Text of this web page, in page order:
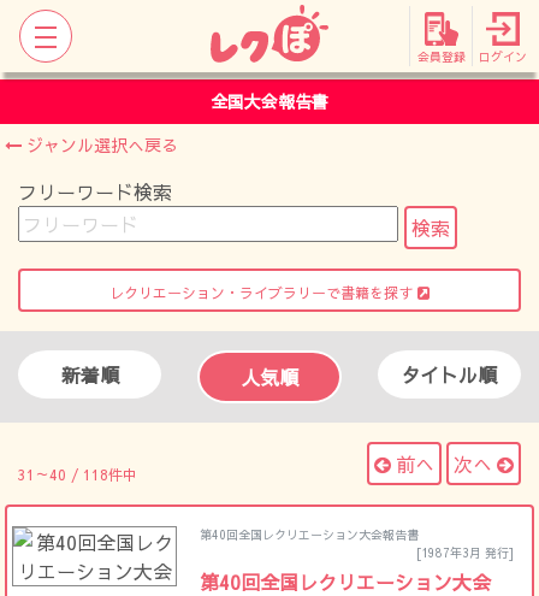
会員登録 ログイン
全国大会報告書
ジャンル選択へ戻る
フリーワード検索
レクリエーション・ライブラリーで書籍を探す
新着順 人気順 タイトル順
31～40 / 118件中 前へ 次へ
第40回全国レクリエーション大会報告書
[1987年3月 発行]
第40回全国レクリエーション大会